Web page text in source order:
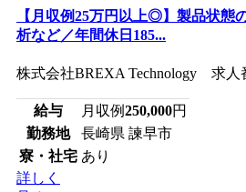
【月収例25万円以上◎】製品状態
析など／年間休日185...
株式会社BREXA Technology 求人
給与 月収例250,000円
勤務地
長崎県 諫早市
寮・社宅 あり
詳しく